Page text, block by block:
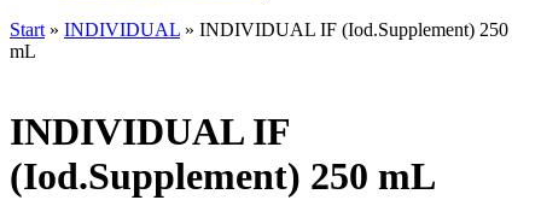
Start » INDIVIDUAL » INDIVIDUAL IF (Iod.Supplement) 250
mL
INDIVIDUAL IF
(Iod.Supplement) 250 mL